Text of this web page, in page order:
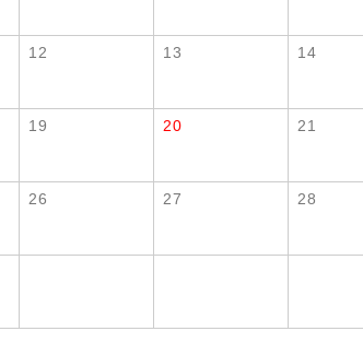
12 13 14
19 20 21
26 27 28